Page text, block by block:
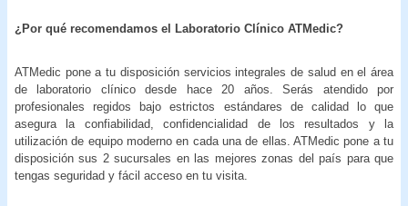
¿Por qué recomendamos el Laboratorio Clínico ATMedic?
ATMedic pone a tu disposición servicios integrales de salud en el área
de laboratorio clínico desde hace 20 años. Serás atendido por
profesionales regidos bajo estrictos estándares de calidad lo que
asegura la confiabilidad, confidencialidad de los resultados y la
utilización de equipo moderno en cada una de ellas. ATMedic pone a tu
disposición sus 2 sucursales en las mejores zonas del país para que
tengas seguridad y fácil acceso en tu visita.